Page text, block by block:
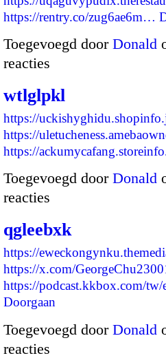
https://rentry.co/zug6ae6m…
Toegevoegd door Donald
reacties
wtlglpkl
https://
https://
https://
Toegevoegd door Donald
reacties
qgleebxk
https://
https://x.com/
https://podcast.kkbox.com/
Doorgaan
Toegevoegd door Donald
reacties